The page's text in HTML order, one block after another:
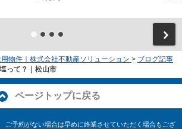
物件｜株式会社不動産ソリューション > ブログ記事
って？｜松山市
ページトップに戻る
予約がない場合は早めに終業させていただく場合もござ